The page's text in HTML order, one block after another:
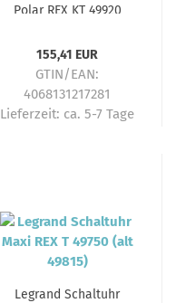
Polar REX KT 49920
155,41 EUR
GTIN/EAN:
4068131217281
Lieferzeit: ca. 5-7 Tage
Legrand Schaltuhr